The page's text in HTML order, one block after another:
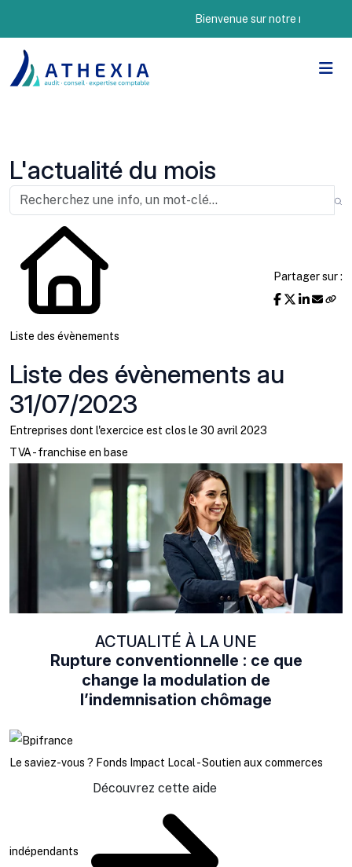
Bienvenue sur notre nouveau
L'actualité du mois
Liste des évènements
Partager sur :
Liste des évènements au
31/07/2023
Entreprises dont l'exercice est clos le 30 avril 2023
TVA - franchise en base
ACTUALITÉ À LA UNE
Rupture conventionnelle : ce que
change la modulation de
l’indemnisation chômage
Le saviez-vous ? Fonds Impact Local - Soutien aux commerces
indépendants
Découvrez cette aide